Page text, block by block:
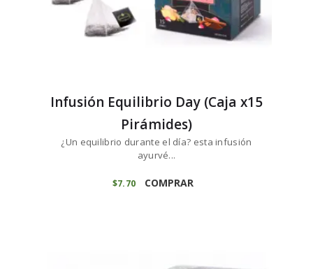
Infusión Equilibrio Day (Caja x15
Pirámides)
¿Un equilibrio durante el día? esta infusión
ayurvé...
$7 70 COMPRAR